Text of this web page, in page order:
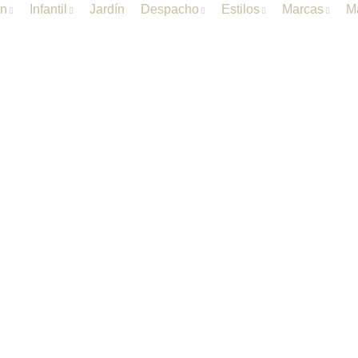
Infantil Jardín Despacho Estilos Marcas